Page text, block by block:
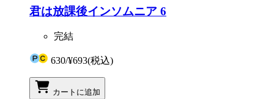
君は放課後インソムニア 6
完結
630/¥693(税込)
カートに追加